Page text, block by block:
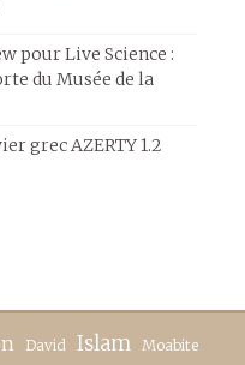
pour Live Science :
du Musée de la
grec AZERTY 1.2
David Islam Moabite